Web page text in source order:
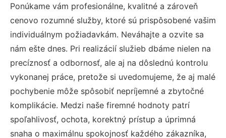
Ponúkame vám profesionálne, kvalitné a zároveň
cenovo rozumné služby, ktoré sú prispôsobené vašim
individuálnym požiadavkám. Neváhajte a ozvite sa
nám ešte dnes. Pri realizácií služieb dbáme nielen na
precíznosť a odbornosť, ale aj na dôslednú kontrolu
vykonanej práce, pretože si uvedomujeme, že aj malé
pochybenie môže spôsobiť nepríjemné a zbytočné
komplikácie. Medzi naše firemné hodnoty patrí
spoľahlivosť, ochota, korektný prístup a úprimná
snaha o maximálnu spokojnosť každého zákazníka,